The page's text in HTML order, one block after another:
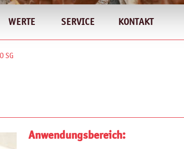
SG
WERTE SERVICE KONTAKT
Anwendungsbereich: